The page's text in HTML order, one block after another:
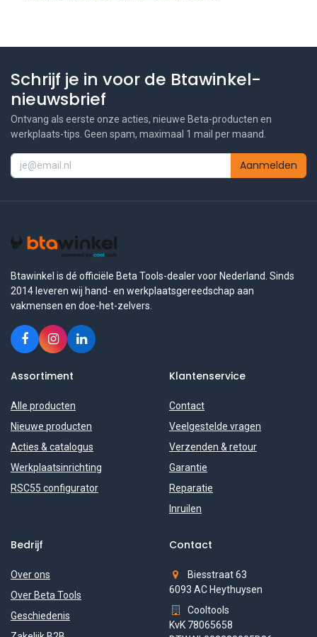
Schrijf je in voor de Btawinkel-
nieuwsbrief
Ontvang als eerste onze acties, nieuwe Beta-producten en
werkplaats-tips. Geen spam, maximaal 1 mail per maand.
Aanmelden
Btawinkel is dé officiële Beta Tools-dealer voor Nederland. Sinds
2014 leveren wij hand- en werkplaatsgereedschap aan
vakmensen en doe-het-zelvers.
Assortiment
Alle producten
Nieuwe producten
Acties & catalogus
Werkplaatsinrichting
RSC55 configurator
Klantenservice
Contact
Veelgestelde vragen
Verzenden & retour
Garantie
Reparatie
Inruilen
Bedrijf
Over ons
Over Beta Tools
Geschiedenis
Contact
Biesstraat 63
6093 AC Heythuysen
Cooltools
KvK 78065658